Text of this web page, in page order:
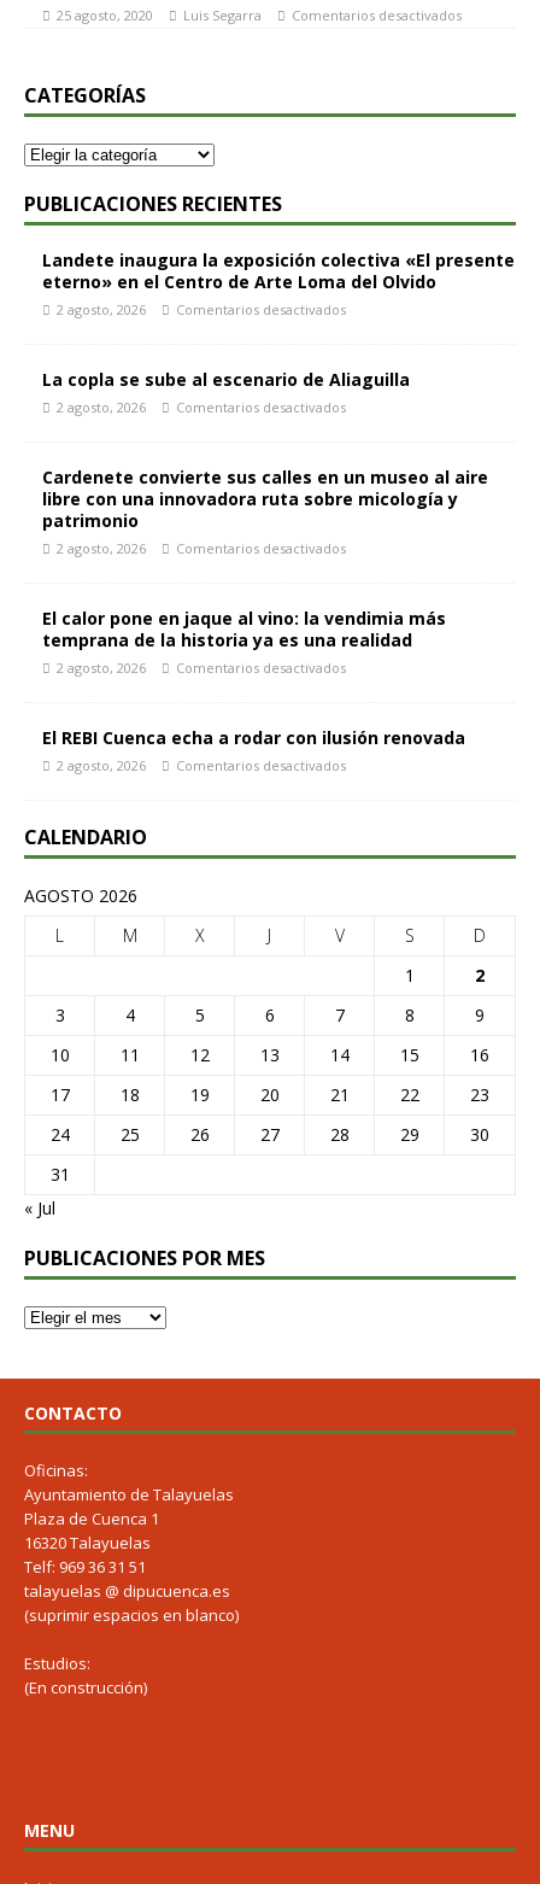
25 agosto, 2020 Luis Segarra Comentarios desactivados
CATEGORÍAS
PUBLICACIONES RECIENTES
Landete inaugura la exposición colectiva «El presente
eterno» en el Centro de Arte Loma del Olvido
2 agosto, 2026 Comentarios desactivados
La copla se sube al escenario de Aliaguilla
2 agosto, 2026 Comentarios desactivados
Cardenete convierte sus calles en un museo al aire
libre con una innovadora ruta sobre micología y
patrimonio
2 agosto, 2026 Comentarios desactivados
El calor pone en jaque al vino: la vendimia más
temprana de la historia ya es una realidad
2 agosto, 2026 Comentarios desactivados
El REBI Cuenca echa a rodar con ilusión renovada
2 agosto, 2026 Comentarios desactivados
CALENDARIO
AGOSTO 2026
L
M X J V S
D
1
2
3
4 5 6 7 8
9
10
11 12 13 14 15
16
17
18 19 20 21 22
23
24
25 26 27 28 29
30
31
« Jul
PUBLICACIONES POR MES
CONTACTO
Oficinas:
Ayuntamiento de Talayuelas
Plaza de Cuenca 1
16320 Talayuelas
Telf: 969 36 31 51
talayuelas @ dipucuenca.es
(suprimir espacios en blanco)
Estudios:
(En construcción)
MENU